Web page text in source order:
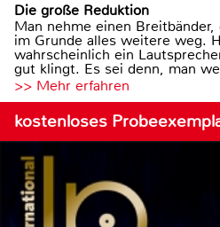
Die große Reduktion
Man nehme einen Breitbänder,
im Grunde alles weitere weg.
wahrscheinlich ein
gut klingt. Es sei denn, man
>> Mehr erfahren
kostenloses